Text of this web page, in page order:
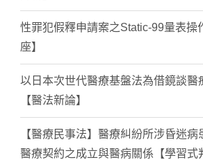
性罪犯假釋申請案之Static-99量表操
座】
以日本次世代醫療基盤法為借鏡談醫
【醫法新論】
【醫療民事法】醫療糾紛所涉昏迷
醫療契約之成立與醫病關係【學習式